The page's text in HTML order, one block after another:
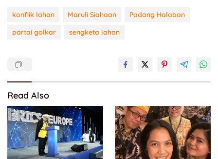
konflik lahan Maruli Siahaan
Padang Halaban
partai golkar
sengketa lahan
Read Also